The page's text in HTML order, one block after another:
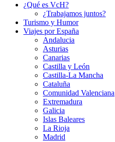
¿Qué es VcH?
¿Trabajamos juntos?
Turismo y Humor
Viajes por España
Andalucia
Asturias
Canarias
Castilla y León
Castilla-La Mancha
Cataluña
Comunidad Valenciana
Extremadura
Galicia
Islas Baleares
La Rioja
Madrid